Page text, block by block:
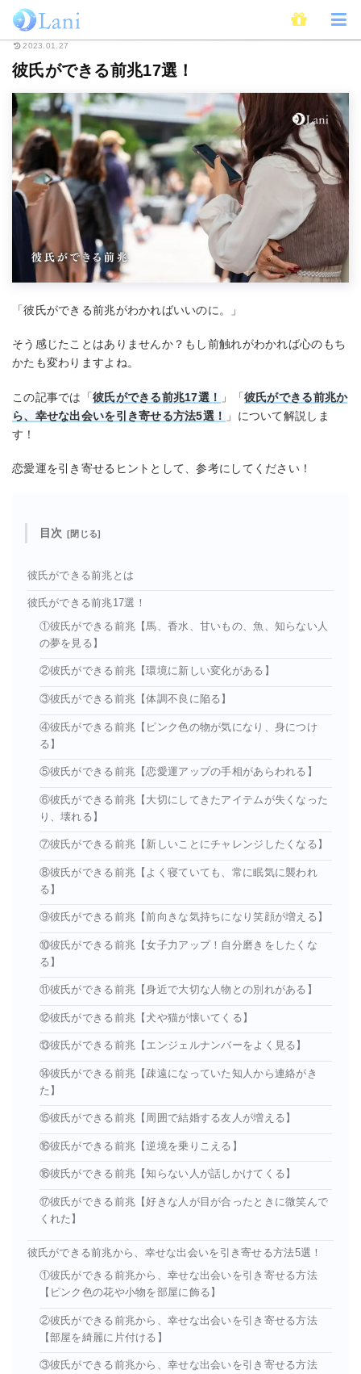
ホーム 恋愛
2023.01.27
彼氏ができる前兆17選！
「彼氏ができる前兆がわかればいいのに。」
そう感じたことはありませんか？もし前触れがわかれば心のもち
かたも変わりますよね。
この記事では「彼氏ができる前兆17選！ 」「彼氏ができる前兆か
ら、幸せな出会いを引き寄せる方法5選！
」について解説しま
す！
恋愛運を引き寄せるヒントとして、参考にしてください！
目次
彼氏ができる前兆とは
彼氏ができる前兆17選！
①彼氏ができる前兆【馬、香水、甘いもの、魚、知らない人
の夢を見る】
②彼氏ができる前兆【環境に新しい変化がある】
③彼氏ができる前兆【体調不良に陥る】
④彼氏ができる前兆【ピンク色の物が気になり、身につけ
る】
⑤彼氏ができる前兆【恋愛運アップの手相があらわれる】
⑥彼氏ができる前兆【大切にしてきたアイテムが失くなった
り、壊れる】
⑦彼氏ができる前兆【新しいことにチャレンジしたくなる】
⑧彼氏ができる前兆【よく寝ていても、常に眠気に襲われ
る】
⑨彼氏ができる前兆【前向きな気持ちになり笑顔が増える】
⑩彼氏ができる前兆【女子力アップ！自分磨きをしたくな
る】
⑪彼氏ができる前兆【身近で大切な人物との別れがある】
⑫彼氏ができる前兆【犬や猫が懐いてくる】
⑬彼氏ができる前兆【エンジェルナンバーをよく見る】
⑭彼氏ができる前兆【疎遠になっていた知人から連絡がき
た】
⑮彼氏ができる前兆【周囲で結婚する友人が増える】
⑯彼氏ができる前兆【逆境を乗りこえる】
⑯彼氏ができる前兆【知らない人が話しかけてくる】
⑰彼氏ができる前兆【好きな人が目が合ったときに微笑んで
くれた】
彼氏ができる前兆から、幸せな出会いを引き寄せる方法5選！
①彼氏ができる前兆から、幸せな出会いを引き寄せる方法
【ピンク色の花や小物を部屋に飾る】
②彼氏ができる前兆から、幸せな出会いを引き寄せる方法
【部屋を綺麗に片付ける】
③彼氏ができる前兆から、幸せな出会いを引き寄せる方法